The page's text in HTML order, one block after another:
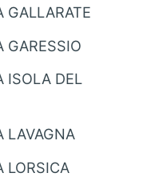
GALLARATE
GARESSIO
ISOLA DEL
LAVAGNA
LORSICA